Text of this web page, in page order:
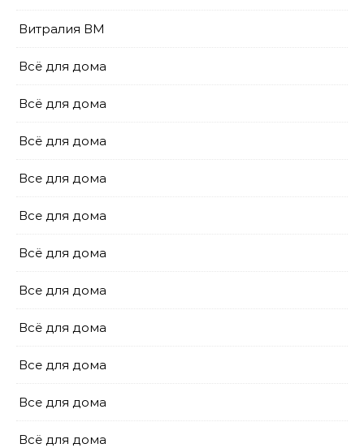
Витралия ВМ
Всё для дома
Всё для дома
Всё для дома
Все для дома
Все для дома
Всё для дома
Все для дома
Всё для дома
Все для дома
Все для дома
Всё для дома